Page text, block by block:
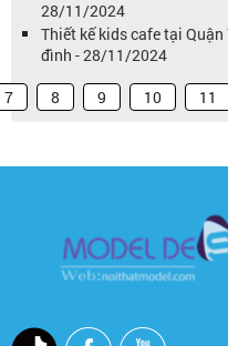
28/11/2024
Thiết kế kids cafe tại
đình - 28/11/2024
7 8 9 10 11